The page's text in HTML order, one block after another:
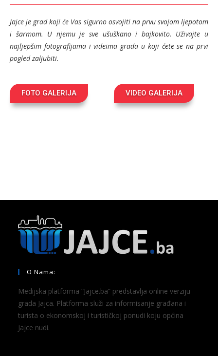
Jajce je grad koji će Vas sigurno osvojiti na prvu svojom ljepotom
i šarmom. U njemu je sve ušuškano i bajkovito. Uživajte u
najljepšim fotografijama i videima grada u koji ćete se na prvi
pogled zaljubiti.
FOTO GALERIJA VIDEO GALERIJA
O Nama:
Medijska platforma “Jajce.ba” predstavlja online verziju
grada Jajca. Platforma služi za informisanje građana i
turista o ekonomskoj i turističkoj ponudi koju općina
Jajce nudi.